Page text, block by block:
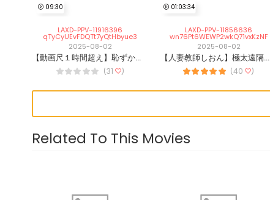
09:30
LAXD-PPV-11916396
qTyCyUEvFDQTt7yQtHbyue3
2025-08-02
【動画尺１時間超え】恥ずかしがりやなシングルさん 性欲解放激乱れ
(31 )
01:03:34
LAXD-PPV-11856636
wn76Pt6WEWP2wkQ71vxKzNF
2025-08-02
【人妻教師しおん】極太遠隔バイブぶち込み野外お散歩でレギンスまで濡れ濡れ
(40 )
Related To This Movies